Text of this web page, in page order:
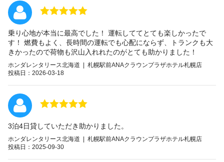
乗り心地が本当に最高でした！ 運転しててとても楽しかったで
す！ 燃費もよく、長時間の運転でも心配にならず、トランクも大
きかったので荷物も沢山入れれたのがとても助かりました！
ホンダレンタリース北海道 | 札幌駅前ANAクラウンプラザホテル札幌店
投稿日：2026-03-18
3泊4日貸していただき助かりました。
ホンダレンタリース北海道 | 札幌駅前ANAクラウンプラザホテル札幌店
投稿日：2025-09-30